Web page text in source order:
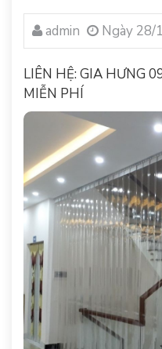
admin Ngày 28/
LIÊN HỆ: GIA HƯNG
MIỄN PHÍ